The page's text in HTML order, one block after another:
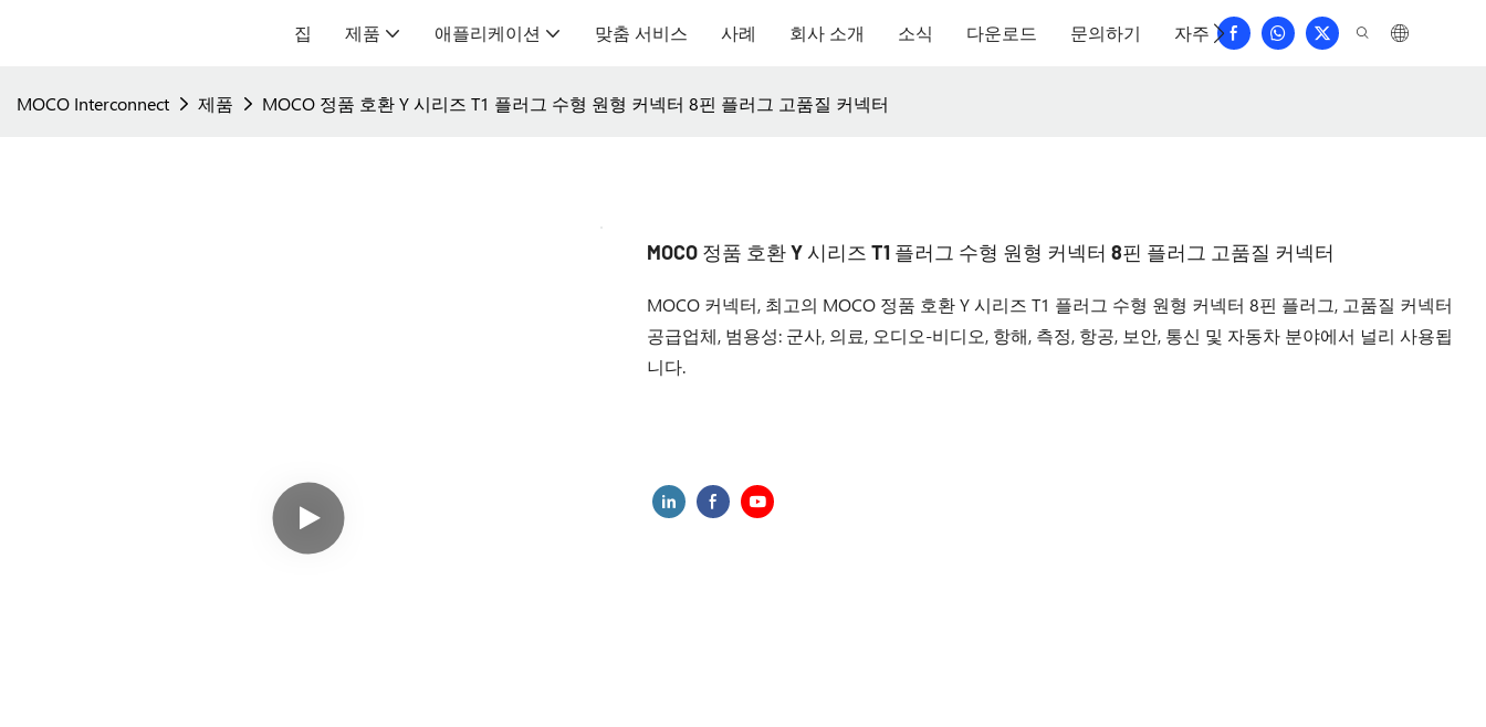
집 제품 애플리케이션 맞춤 서비스 사례 회사 소개 소식 다운로드 문의하기 자주 묻는 질문
MOCO Interconnect 제품 MOCO 정품 호환 Y 시리즈 T1 플러그 수형 원형 커넥터 8핀 플러그 고품질 커넥터
MOCO 정품 호환 Y 시리즈 T1 플러그 수형 원형 커넥터 8핀 플러그 고품질 커넥터
MOCO 커넥터, 최고의 MOCO 정품 호환 Y 시리즈 T1 플러그 수형 원형 커넥터 8핀 플러그, 고품질 커넥터
공급업체, 범용성: 군사, 의료, 오디오-비디오, 항해, 측정, 항공, 보안, 통신 및 자동차 분야에서 널리 사용됩
니다.